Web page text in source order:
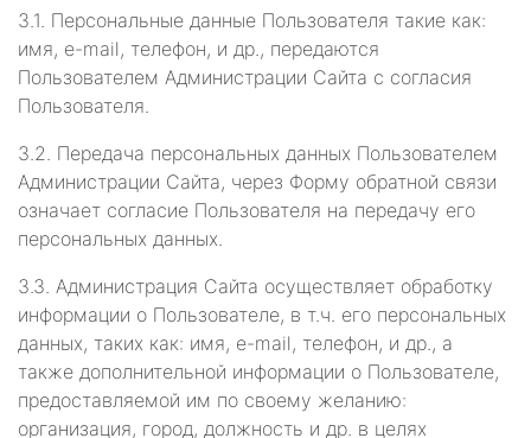
3.1. Персональные данные Пользователя такие как:
имя, e-mail, телефон, и др., передаются
Пользователем Администрации Сайта с согласия
Пользователя.
3.2. Передача персональных данных Пользователем
Администрации Сайта, через Форму обратной связи
означает согласие Пользователя на передачу его
персональных данных.
3.3. Администрация Сайта осуществляет обработку
информации о Пользователе, в т.ч. его персональных
данных, таких как: имя, e-mail, телефон, и др., а
также дополнительной информации о Пользователе,
предоставляемой им по своему желанию:
организация, город, должность и др. в целях